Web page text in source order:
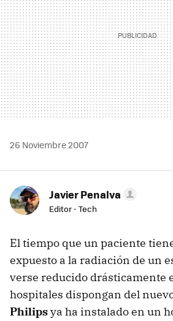
26 Noviembre 2007
Javier Penalva
Editor - Tech
El tiempo que un paciente
expuesto a la radiación de un
verse reducido drásticamente
hospitales dispongan del
Philipsya ha instalado en un